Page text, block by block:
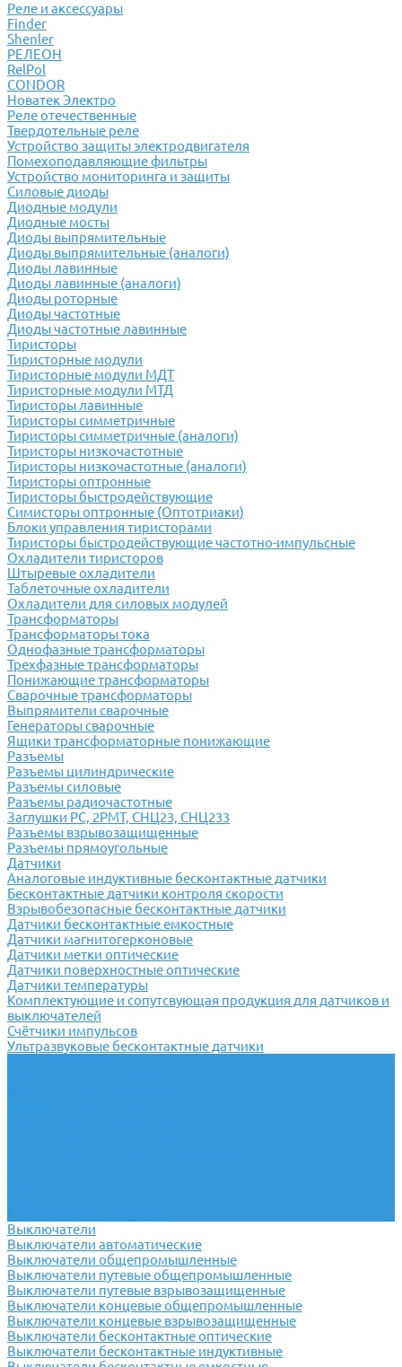
Реле и аксессуары
Finder
Shenler
РЕЛЕОН
RelPol
CONDOR
Новатек Электро
Реле отечественные
Твердотельные реле
Устройство защиты электродвигателя
Помехоподавляющие фильтры
Устройство мониторинга и защиты
Силовые диоды
Диодные модули
Диодные мосты
Диоды выпрямительные
Диоды выпрямительные (аналоги)
Диоды лавинные
Диоды лавинные (аналоги)
Диоды роторные
Диоды частотные
Диоды частотные лавинные
Тиристоры
Тиристорные модули
Тиристорные модули МДТ
Тиристорные модули МТД
Тиристоры лавинные
Тиристоры симметричные
Тиристоры симметричные (аналоги)
Тиристоры низкочастотные
Тиристоры низкочастотные (аналоги)
Тиристоры оптронные
Тиристоры быстродействующие
Симисторы оптронные (Оптотриаки)
Блоки управления тиристорами
Тиристоры быстродействующие частотно-импульсные
Охладители тиристоров
Штыревые охладители
Таблеточные охладители
Охладители для силовых модулей
Трансформаторы
Трансформаторы тока
Однофазные трансформаторы
Трехфазные трансформаторы
Понижающие трансформаторы
Сварочные трансформаторы
Выпрямители сварочные
Генераторы сварочные
Ящики трансформаторные понижающие
Разъемы
Разъемы цилиндрические
Разъемы силовые
Разъемы радиочастотные
Заглушки РС, 2РМТ, СНЦ23, СНЦ233
Разъемы взрывозащищенные
Разъемы прямоугольные
Датчики
Аналоговые индуктивные бесконтактные датчики
Бесконтактные датчики контроля скорости
Взрывобезопасные бесконтактные датчики
Датчики бесконтактные емкостные
Датчики магнитогерконовые
Датчики метки оптические
Датчики поверхностные оптические
Датчики температуры
Комплектующие и сопутсвующая продукция для датчиков и
выключателей
Счётчики импульсов
Ультразвуковые бесконтактные датчики
Выключатели
Выключатели автоматические
Выключатели общепромышленные
Выключатели путевые общепромышленные
Выключатели путевые взрывозащищенные
Выключатели концевые общепромышленные
Выключатели концевые взрывозащищенные
Выключатели бесконтактные оптические
Выключатели бесконтактные индуктивные